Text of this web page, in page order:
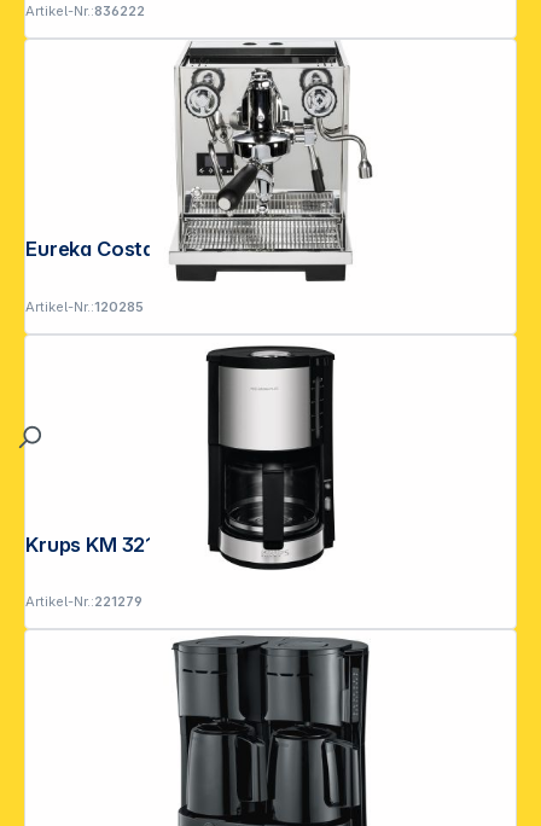
Artikel-Nr.:836222
Eureka Costanza R
Artikel-Nr.:120285
Krups KM 3210 ProAroma Plus
Artikel-Nr.:221279